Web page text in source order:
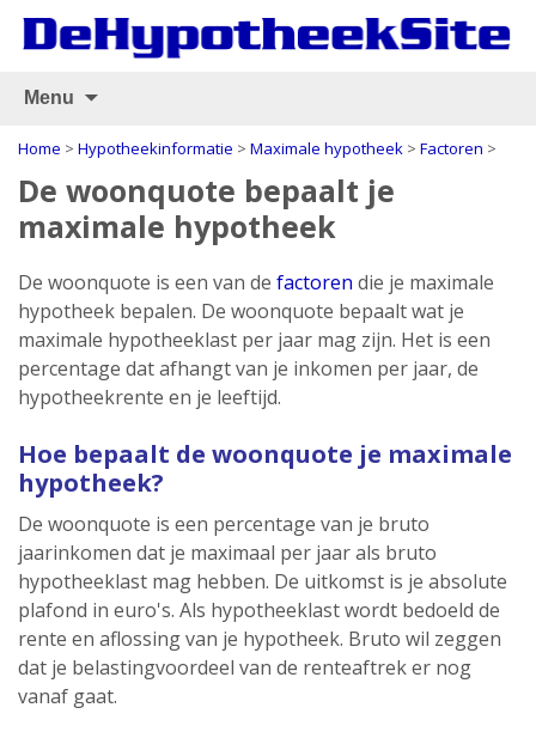
Menu
Home > Hypotheekinformatie > Maximale hypotheek > Factoren >
De woonquote bepaalt je
maximale hypotheek
De woonquote is een van de factoren die je maximale
hypotheek bepalen. De woonquote bepaalt wat je
maximale hypotheeklast per jaar mag zijn. Het is een
percentage dat afhangt van je inkomen per jaar, de
hypotheekrente en je leeftijd.
Hoe bepaalt de woonquote je maximale
hypotheek?
De woonquote is een percentage van je bruto
jaarinkomen dat je maximaal per jaar als bruto
hypotheeklast mag hebben. De uitkomst is je absolute
plafond in euro's. Als hypotheeklast wordt bedoeld de
rente en aflossing van je hypotheek. Bruto wil zeggen
dat je belastingvoordeel van de renteaftrek er nog
vanaf gaat.